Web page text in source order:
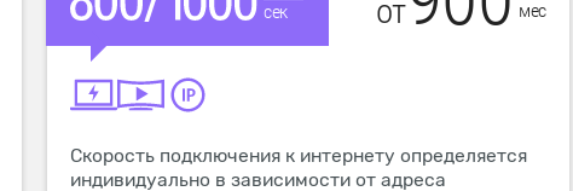
сек
от
мес
Скорость подключения к интернету определяется
индивидуально в зависимости от адреса